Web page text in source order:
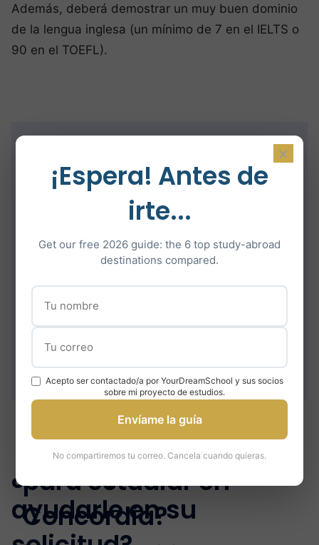
Además, deberá demostrar un muy buen dominio
de la lengua inglesa (un mínimo de 7 en el IELTS o
90 en el TOEFL).
¿Estás preparado
para estudiar en
Concordia?
¿Cómo podemos
ayudarle en su
×
¡Espera! Antes de
irte...
Get our free 2026 guide: the 6 top study-abroad
destinations compared.
Acepto ser contactado/a por YourDreamSchool y sus socios
sobre mi proyecto de estudios.
Envíame la guía
No compartiremos tu correo. Cancela cuando quieras.